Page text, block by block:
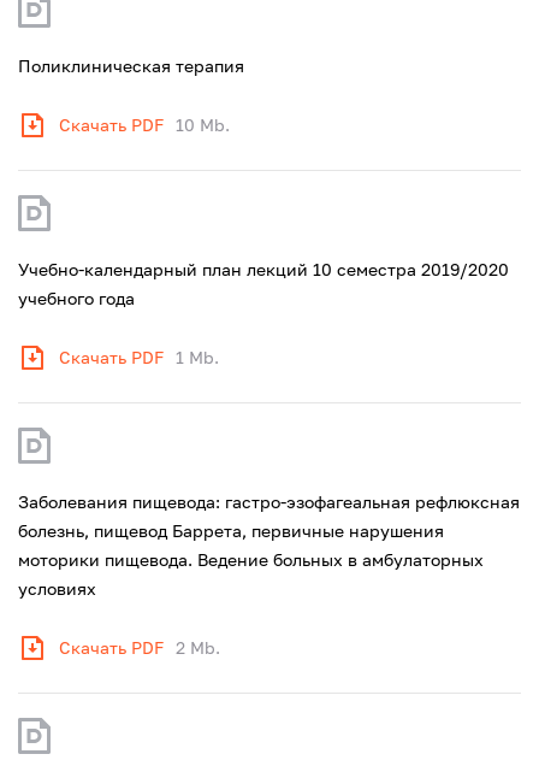
Поликлиническая терапия
Скачать PDF 10 Mb.
Учебно-календарный план лекций 10 семестра 2019/2020
учебного года
Скачать PDF 1 Mb.
Заболевания пищевода: гастро-эзофагеальная рефлюксная
болезнь, пищевод Баррета, первичные нарушения
моторики пищевода. Ведение больных в амбулаторных
условиях
Скачать PDF 2 Mb.